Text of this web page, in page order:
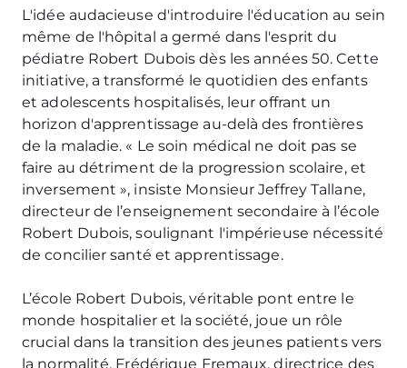
L'idée audacieuse d'introduire l'éducation au sein
même de l'hôpital a germé dans l'esprit du
pédiatre Robert Dubois dès les années 50. Cette
initiative, a transformé le quotidien des enfants
et adolescents hospitalisés, leur offrant un
horizon d'apprentissage au-delà des frontières
de la maladie. « Le soin médical ne doit pas se
faire au détriment de la progression scolaire, et
inversement », insiste Monsieur Jeffrey Tallane,
directeur de l’enseignement secondaire à l’école
Robert Dubois, soulignant l'impérieuse nécessité
de concilier santé et apprentissage.
L’école Robert Dubois, véritable pont entre le
monde hospitalier et la société, joue un rôle
crucial dans la transition des jeunes patients vers
la normalité. Frédérique Fremaux, directrice des